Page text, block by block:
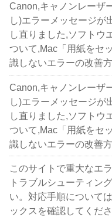
Canon,キャノンレーザ
し)エラーメッセージが
し直りました,ソフトウ
ついて,Mac「用紙をセ
識しないエラーの改善
Canon,キャノンレーザ
し)エラーメッセージが
し直りました,ソフトウ
ついて,Mac「用紙をセ
識しないエラーの改善
このサイトで重大なエ
トラブルシューティン
い。対応手順について
ックスを確認してくだ